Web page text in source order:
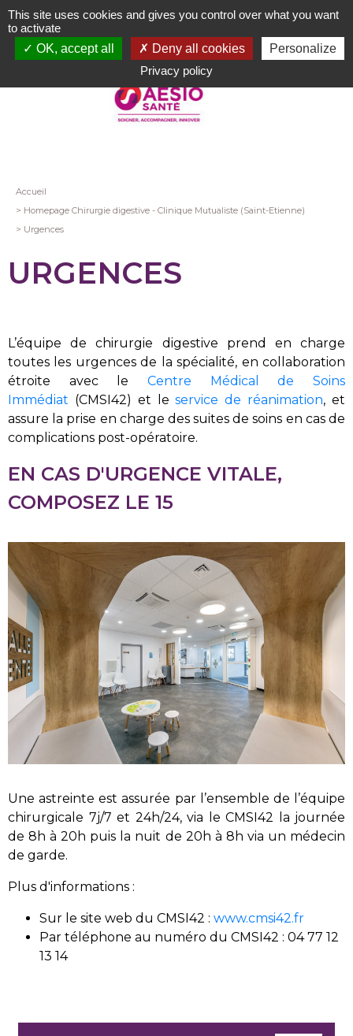
Aller
au
contenu
Fil
d'Ariane
Accueil
Homepage Chirurgie digestive - Clinique Mutualiste (Saint-Etienne)
Urgences
URGENCES
L’équipe de chirurgie digestive prend en charge
toutes les urgences de la spécialité, en collaboration
étroite avec le Centre Médical de Soins
Immédiat (CMSI42) et leservice de réanimation, et
assure la prise en charge des suites de soins en cas de
complications post-opératoire.
EN CAS D'URGENCE VITALE,
COMPOSEZ LE 15
Une astreinte est assurée par l’ensemble de l’équipe
chirurgicale 7j/7 et 24h/24, via le CMSI42 la journée
de 8h à 20h puis la nuit de 20h à 8h via un médecin
de garde.
Plus d'informations :
Sur le site web du CMSI42 : www.cmsi42.fr
Par téléphone au numéro du CMSI42 : 04 77 12
13 14
This site uses cookies and gives you control over what you want
to activate
OK, accept all
Deny all cookies
Personalize
Privacy policy